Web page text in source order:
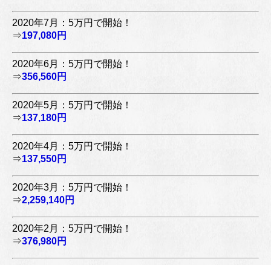
2020年7月：5万円で開始！
⇒197,080円
2020年6月：5万円で開始！
⇒356,560円
2020年5月：5万円で開始！
⇒137,180円
2020年4月：5万円で開始！
⇒137,550円
2020年3月：5万円で開始！
⇒2,259,140円
2020年2月：5万円で開始！
⇒376,980円